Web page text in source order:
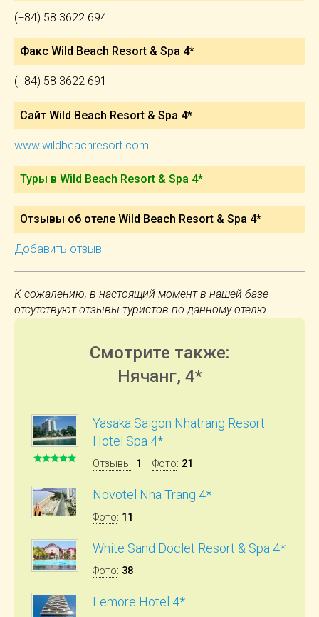
(+84) 58 3622 694
Факс Wild Beach Resort & Spa 4*
(+84) 58 3622 691
Сайт Wild Beach Resort & Spa 4*
www.wildbeachresort.com
Туры в Wild Beach Resort & Spa 4*
Отзывы об отеле Wild Beach Resort & Spa 4*
Добавить отзыв
К сожалению, в настоящий момент в нашей базе
отсутствуют отзывы туристов по данному отелю
Смотрите также:
Нячанг, 4*
Yasaka Saigon Nhatrang Resort
Hotel Spa 4*
Отзывы: 1 Фото: 21
Novotel Nha Trang 4*
Фото: 11
White Sand Doclet Resort & Spa 4*
Фото: 38
Lemore Hotel 4*